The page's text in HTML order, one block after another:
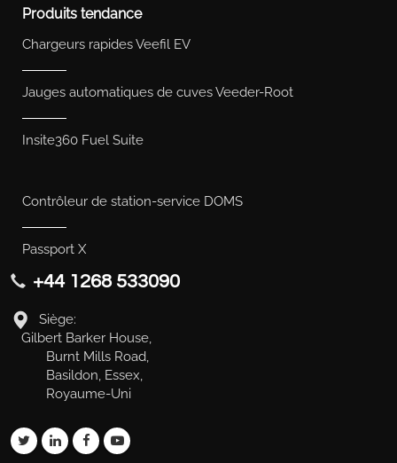
Produits tendance
Chargeurs rapides Veefil EV
Jauges automatiques de cuves Veeder-Root
Insite360 Fuel Suite
Contrôleur de station-service DOMS
Passport X
+44 1268 533090
Siège:
Gilbert Barker House,
Burnt Mills Road,
Basildon, Essex,
Royaume-Uni